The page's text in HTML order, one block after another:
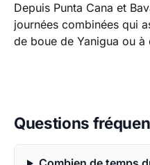
Depuis Punta Cana et
journées combinées qui
de boue de Yanigua ou à
Questions